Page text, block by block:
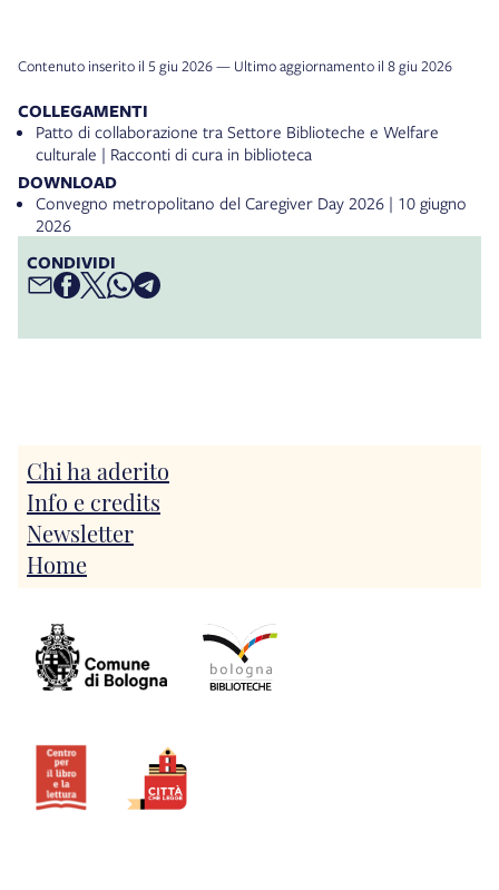
COLLEGAMENTI
Patto di collaborazione tra Settore Biblioteche e Welfare
culturale | Racconti di cura in biblioteca
DOWNLOAD
Convegno metropolitano del Caregiver Day 2026 | 10 giugno
2026
CONDIVIDI
Contenuto inserito il 5 giu 2026 — Ultimo aggiornamento il 8 giu 2026
Chi ha aderito
Info e credits
Newsletter
Home